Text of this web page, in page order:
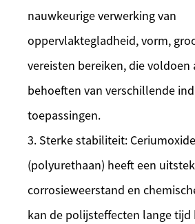
nauwkeurige verwerking van
oppervlaktegladheid, vorm,
vereisten bereiken, die voldoen
behoeften van verschillende
toepassingen.
3. Sterke stabiliteit:
(polyurethaan) heeft een
corrosieweerstand en
kan de polijsteffecten lange tijd